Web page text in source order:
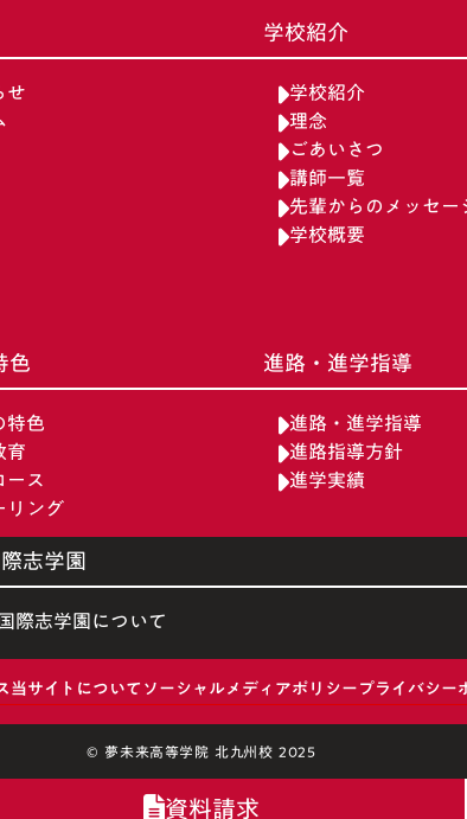
資料請求
学校紹介
学校紹介
理念
ごあいさつ
講師一覧
先輩からのメッセー
学校概要
色
色
ス
ング
進路・進学指導
進路・進学指導
進路指導方針
進学実績
志学園
際志学園について
当サイトについてソーシャルメディアポリシープライバシー
© 夢未来高等学院 北九州校 2025